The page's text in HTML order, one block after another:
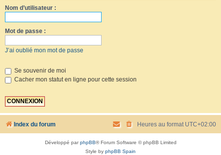
Nom d’utilisateur :
Mot de passe :
J’ai oublié mon mot de passe
Se souvenir de moi
Cacher mon statut en ligne pour cette session
Index du forum Heures au format UTC+02:00
Développé parphpBB® Forum Software © phpBB Limited
Style by phpBB Spain